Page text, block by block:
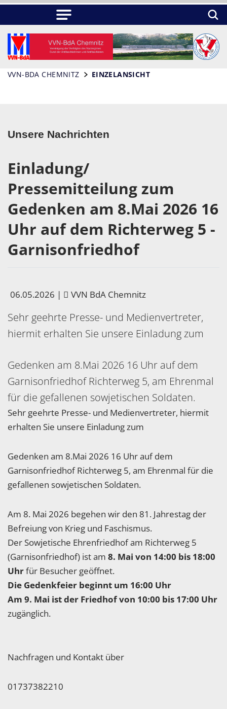
VVN-BDA CHEMNITZ EINZELANSICHT
Unsere Nachrichten
Einladung/
Pressemitteilung zum
Gedenken am 8.Mai 2026 16
Uhr auf dem Richterweg 5 -
Garnisonfriedhof
06.05.2026 | VVN BdA Chemnitz
Sehr geehrte Presse- und Medienvertreter,
hiermit erhalten Sie unsere Einladung zum
Gedenken am 8.Mai 2026 16 Uhr auf dem
Garnisonfriedhof Richterweg 5, am Ehrenmal
für die gefallenen sowjetischen Soldaten.
Sehr geehrte Presse- und Medienvertreter, hiermit
erhalten Sie unsere Einladung zum
Gedenken am 8.Mai 2026 16 Uhr auf dem
Garnisonfriedhof Richterweg 5, am Ehrenmal für die
gefallenen sowjetischen Soldaten.
Am 8. Mai 2026 begehen wir den 81. Jahrestag der
Befreiung von Krieg und Faschismus.
Der Sowjetische Ehrenfriedhof am Richterweg 5
(Garnisonfriedhof) ist am 8. Mai von 14:00 bis 18:00
Uhrfür Besucher geöffnet.
Die Gedenkfeier beginnt um 16:00 Uhr
Am 9. Mai ist der Friedhof von 10:00 bis 17:00 Uhr
zugänglich.
Nachfragen und Kontakt über
01737382210